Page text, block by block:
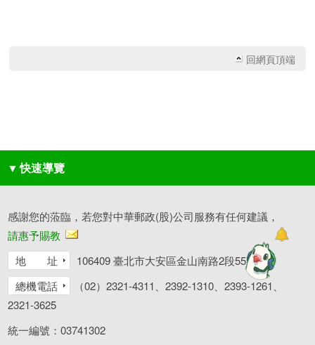
回網頁頂端
▼ 快速導覽
感謝您的蒞臨，若您對中華郵政(股)公司服務有任何建議，
請惠予賜教
地 址
106409 臺北市大安區金山南路2段55號
總機電話
（02）2321-4311、2392-1310、2393-1261、
2321-3625
統一編號：03741302